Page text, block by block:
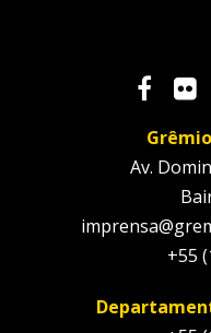
Av.
+55